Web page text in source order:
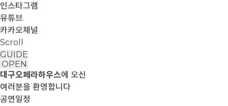
인스타그램
유튜브
카카오채널
Scroll
GUIDE
OPEN
대구오페라하우스에 오신
여러분을 환영합니다
공연일정